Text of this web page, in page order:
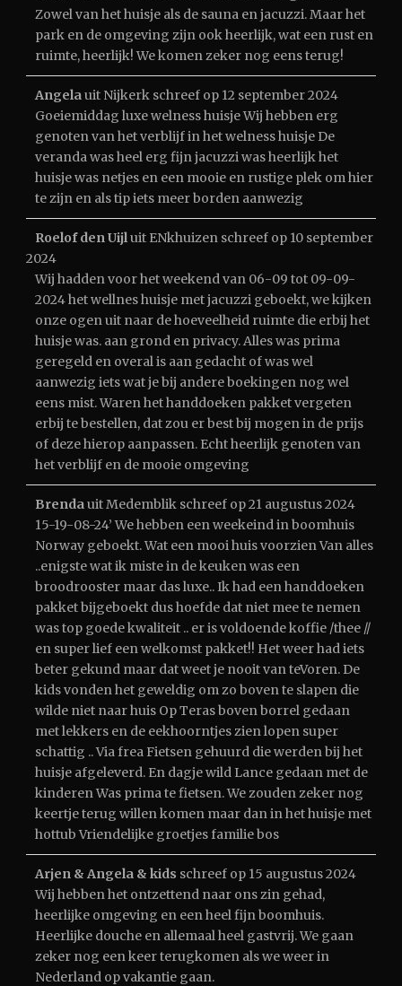
Zowel van het huisje als de sauna en jacuzzi. Maar het
park en de omgeving zijn ook heerlijk, wat een rust en
ruimte, heerlijk! We komen zeker nog eens terug!
Angelauit Nijkerk schreef op 12 september 2024
Goeiemiddag luxe welness huisje Wij hebben erg
genoten van het verblijf in het welness huisje De
veranda was heel erg fijn jacuzzi was heerlijk het
huisje was netjes en een mooie en rustige plek om hier
te zijn en als tip iets meer borden aanwezig
Roelof den Uijluit ENkhuizen schreef op 10 september
2024
Wij hadden voor het weekend van 06-09 tot 09-09-
2024 het wellnes huisje met jacuzzi geboekt, we kijken
onze ogen uit naar de hoeveelheid ruimte die erbij het
huisje was. aan grond en privacy. Alles was prima
geregeld en overal is aan gedacht of was wel
aanwezig iets wat je bij andere boekingen nog wel
eens mist. Waren het handdoeken pakket vergeten
erbij te bestellen, dat zou er best bij mogen in de prijs
of deze hierop aanpassen. Echt heerlijk genoten van
het verblijf en de mooie omgeving
BrendauitMedemblik schreef op21 augustus 2024
15-19-08-24’ We hebben een weekeind in boomhuis
Norway geboekt. Wat een mooi huis voorzien Van alles
..enigste wat ik miste in de keuken was een
broodrooster maar das luxe.. Ik had een handdoeken
pakket bijgeboekt dus hoefde dat niet mee te nemen
was top goede kwaliteit .. er is voldoende koffie /thee //
en super lief een welkomst pakket!! Het weer had iets
beter gekund maar dat weet je nooit van teVoren. De
kids vonden het geweldig om zo boven te slapen die
wilde niet naar huis Op Teras boven borrel gedaan
met lekkers en de eekhoorntjes zien lopen super
schattig .. Via frea Fietsen gehuurd die werden bij het
huisje afgeleverd. En dagje wild Lance gedaan met de
kinderen Was prima te fietsen. We zouden zeker nog
keertje terug willen komen maar dan in het huisje met
hottub Vriendelijke groetjes familie bos
Arjen & Angela & kids schreef op 15 augustus 2024
Wij hebben het ontzettend naar ons zin gehad,
heerlijke omgeving en een heel fijn boomhuis.
Heerlijke douche en allemaal heel gastvrij. We gaan
zeker nog een keer terugkomen als we weer in
Nederland op vakantie gaan.